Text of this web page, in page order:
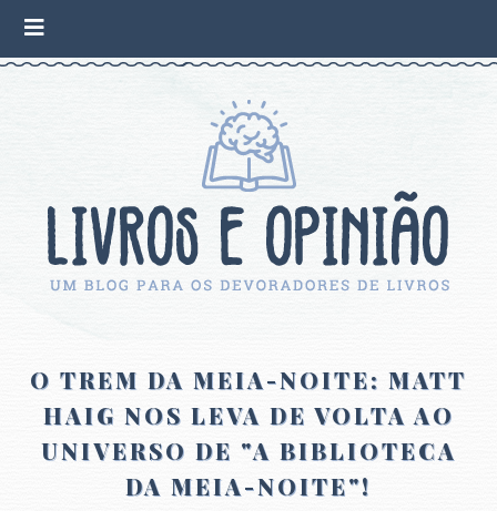
O TREM DA MEIA-NOITE: MATT
HAIG NOS LEVA DE VOLTA AO
UNIVERSO DE "A BIBLIOTECA
DA MEIA-NOITE"!